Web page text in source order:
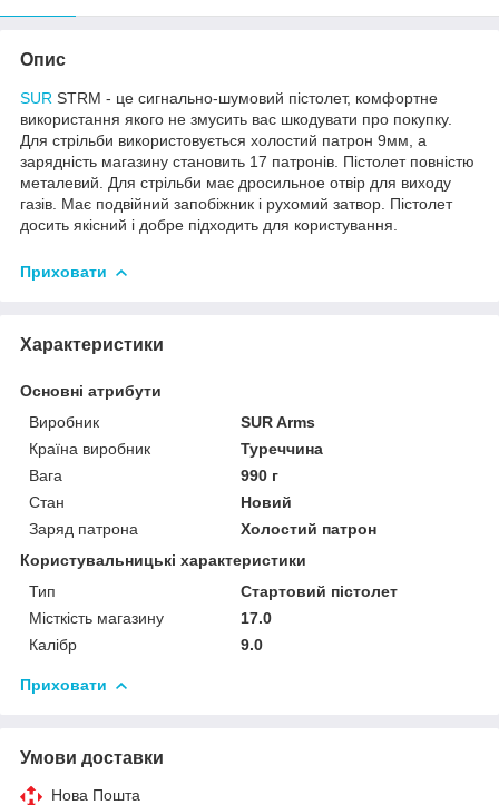
Опис
SUR STRM - це сигнально-шумовий пістолет, комфортне
використання якого не змусить вас шкодувати про покупку.
Для стрільби використовується холостий патрон 9мм, а
зарядність магазину становить 17 патронів. Пістолет повністю
металевий. Для стрільби має дросильное отвір для виходу
газів. Має подвійний запобіжник і рухомий затвор. Пістолет
досить якісний і добре підходить для користування.
Приховати
Характеристики
Основні атрибути
Виробник
SUR Arms
Країна виробник
Туреччина
Вага
990 г
Стан
Новий
Заряд патрона
Холостий патрон
Користувальницькі характеристики
Тип
Стартовий пістолет
Місткість магазину
17.0
Калібр
9.0
Приховати
Умови доставки
Нова Пошта